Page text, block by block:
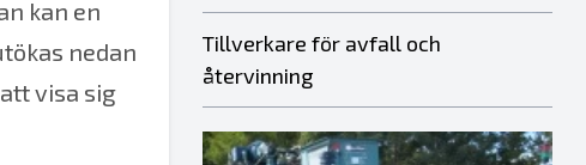
kan en
nedan
visa sig
Tillverkare för avfall och
återvinning